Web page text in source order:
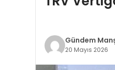
Gündem
20 Mayıs 2026